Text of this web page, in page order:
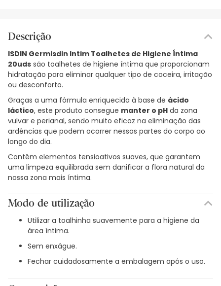
Descrição
ISDIN Germisdin Intim Toalhetes de Higiene Íntima
20uds são toalhetes de higiene íntima que proporcionam
hidratação para eliminar qualquer tipo de coceira, irritação
ou desconforto.
Graças a uma fórmula enriquecida à base de ácido
láctico, este produto consegue manter o pH da zona
vulvar e perianal, sendo muito eficaz na eliminação das
ardências que podem ocorrer nessas partes do corpo ao
longo do dia.
Contêm elementos tensioativos suaves, que garantem
uma limpeza equilibrada sem danificar a flora natural da
nossa zona mais íntima.
Modo de utilização
Utilizar a toalhinha suavemente para a higiene da
área íntima.
Sem enxágue.
Fechar cuidadosamente a embalagem após o uso.